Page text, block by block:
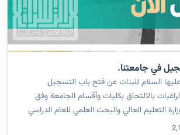
في جامعتنا.
السلام للبنات عن فتح باب التسجيل
بالالتحاق بكليات وأقسام الجامعة وفق
التعليم العالي والبحث العلمي للعام الدراسي
ولأقسام الجامعة كلية الصيدلة كلية التقنيات الصحية